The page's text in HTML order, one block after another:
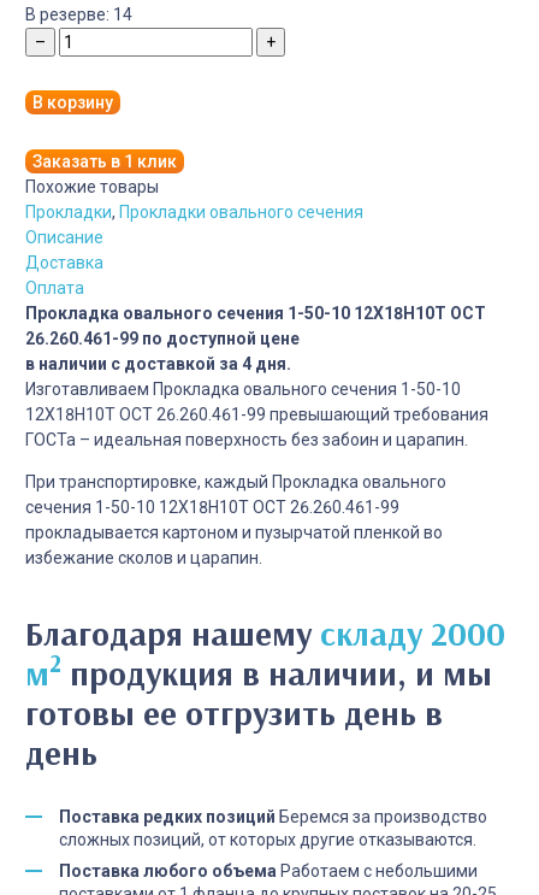
В резерве: 14
–
+
В корзину
Заказать в 1 клик
Похожие товары
Прокладки, Прокладки овального сечения
Описание
Доставка
Оплата
Прокладка овального сечения 1-50-10 12Х18Н10Т ОСТ
26.260.461-99 по доступной цене
в наличии с доставкой за 4 дня.
Изготавливаем Прокладка овального сечения 1-50-10
12Х18Н10Т ОСТ 26.260.461-99 превышающий требования
ГОСТа – идеальная поверхность без забоин и царапин.
При транспортировке, каждый Прокладка овального
сечения 1-50-10 12Х18Н10Т ОСТ 26.260.461-99
прокладывается картоном и пузырчатой пленкой во
избежание сколов и царапин.
Благодаря нашему складу 2000
м2 продукция в наличии, и мы
готовы ее отгрузить день в
день
Поставка редких позиций Беремся за производство
сложных позиций, от которых другие отказываются.
Поставка любого объема Работаем с небольшими